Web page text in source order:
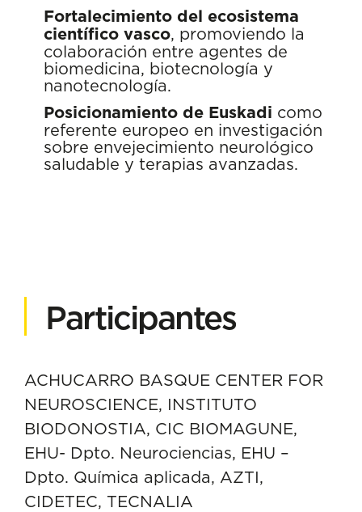
Fortalecimiento del ecosistema
científico vasco, promoviendo la
colaboración entre agentes de
biomedicina, biotecnología y
nanotecnología.
Posicionamiento de Euskadi como
referente europeo en investigación
sobre envejecimiento neurológico
saludable y terapias avanzadas.
Participantes
ACHUCARRO BASQUE CENTER FOR
NEUROSCIENCE, INSTITUTO
BIODONOSTIA, CIC BIOMAGUNE,
EHU- Dpto. Neurociencias, EHU –
Dpto. Química aplicada, AZTI,
CIDETEC, TECNALIA